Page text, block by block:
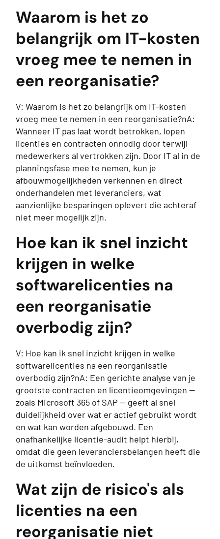
Waarom is het zo
belangrijk om IT-kosten
vroeg mee te nemen in
een reorganisatie?
V: Waarom is het zo belangrijk om IT-kosten
vroeg mee te nemen in een reorganisatie?nA:
Wanneer IT pas laat wordt betrokken, lopen
licenties en contracten onnodig door terwijl
medewerkers al vertrokken zijn. Door IT al in de
planningsfase mee te nemen, kun je
afbouwmogelijkheden verkennen en direct
onderhandelen met leveranciers, wat
aanzienlijke besparingen oplevert die achteraf
niet meer mogelijk zijn.
Hoe kan ik snel inzicht
krijgen in welke
softwarelicenties na
een reorganisatie
overbodig zijn?
V: Hoe kan ik snel inzicht krijgen in welke
softwarelicenties na een reorganisatie
overbodig zijn?nA: Een gerichte analyse van je
grootste contracten en licentieomgevingen —
zoals Microsoft 365 of SAP — geeft al snel
duidelijkheid over wat er actief gebruikt wordt
en wat kan worden afgebouwd. Een
onafhankelijke licentie-audit helpt hierbij,
omdat die geen leveranciersbelangen heeft die
de uitkomst beïnvloeden.
Wat zijn de risico's als
licenties na een
reorganisatie niet